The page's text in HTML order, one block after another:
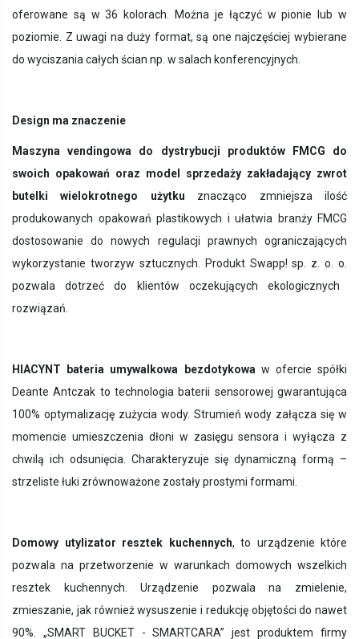
oferowane są w 36 kolorach. Można je łączyć w pionie lub w
poziomie. Z uwagi na duży format, są one najczęściej wybierane
do wyciszania całych ścian np. w salach konferencyjnych.
Design ma znaczenie
Maszyna vendingowa do dystrybucji produktów FMCG do
swoich opakowań oraz model sprzedaży zakładający zwrot
butelki wielokrotnego użytku znacząco zmniejsza ilość
produkowanych opakowań plastikowych i ułatwia branży FMCG
dostosowanie do nowych regulacji prawnych ograniczających
wykorzystanie tworzyw sztucznych. Produkt Swapp! sp. z. o. o.
pozwala dotrzeć do klientów oczekujących ekologicznych
rozwiązań.
HIACYNT bateria umywalkowa bezdotykowa w ofercie spółki
Deante Antczak to technologia baterii sensorowej gwarantująca
100% optymalizację zużycia wody. Strumień wody załącza się w
momencie umieszczenia dłoni w zasięgu sensora i wyłącza z
chwilą ich odsunięcia. Charakteryzuje się dynamiczną formą –
strzeliste łuki zrównoważone zostały prostymi formami.
Domowy utylizator resztek kuchennych, to urządzenie które
pozwala na przetworzenie w warunkach domowych wszelkich
resztek kuchennych. Urządzenie pozwala na zmielenie,
zmieszanie, jak również wysuszenie i redukcję objętości do nawet
90%. „SMART BUCKET - SMARTCARA” jest produktem firmy